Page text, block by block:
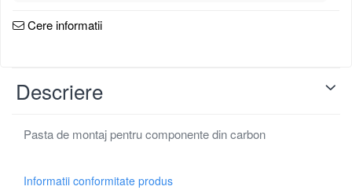
Schimbatoare fata
Manete frana bicicleta
Manete schimbator bicicleta
Rulmenti si coronite
Cere informatii
Descriere
Pasta de montaj pentru componente din carbon
Informatii conformitate produs